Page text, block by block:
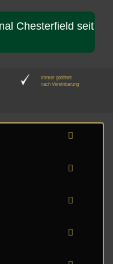
Chesterfield seit
Immer geöffnet
nach Vereinbarung